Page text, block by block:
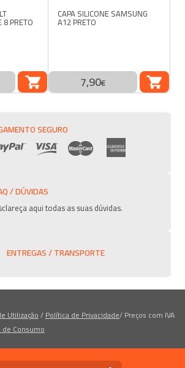
PRETO
COMPRAR
CAPA SILICONE SAMSUNG
A12 PRETO
7,90€
SEGURO
/ DÚVIDAS
aqui todas as suas dúvidas.
ENTREGAS / TRANSPORTE
Utilização/Política de Privacidade/Preços com IVA
Consumo